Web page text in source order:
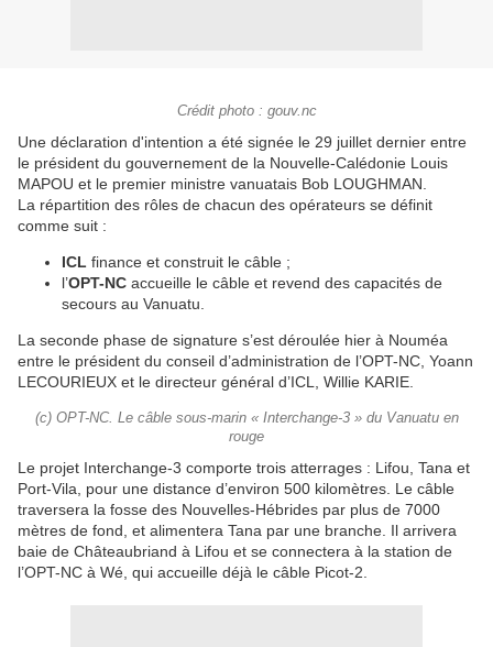
Crédit photo : gouv.nc
Une déclaration d'intention a été signée le 29 juillet dernier entre
le président du gouvernement de la Nouvelle-Calédonie Louis
MAPOU et le premier ministre vanuatais Bob LOUGHMAN.
La répartition des rôles de chacun des opérateurs se définit
comme suit :
ICL finance et construit le câble ;
l’OPT-NC accueille le câble et revend des capacités de
secours au Vanuatu.
La seconde phase de signature s’est déroulée hier à Nouméa
entre le président du conseil d’administration de l’OPT-NC, Yoann
LECOURIEUX et le directeur général d’ICL, Willie KARIE.
(c) OPT-NC. Le câble sous-marin « Interchange-3 » du Vanuatu en
rouge
Le projet Interchange-3 comporte trois atterrages : Lifou, Tana et
Port-Vila, pour une distance d’environ 500 kilomètres. Le câble
traversera la fosse des Nouvelles-Hébrides par plus de 7000
mètres de fond, et alimentera Tana par une branche. Il arrivera
baie de Châteaubriand à Lifou et se connectera à la station de
l’OPT-NC à Wé, qui accueille déjà le câble Picot-2.